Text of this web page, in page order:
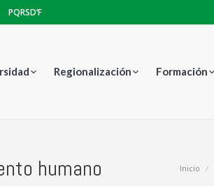
PQRSD’F
Regionalización Formación
humano Estás aquí:
Inicio